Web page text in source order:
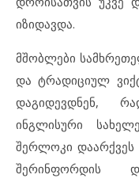
იზიდავდა.
მშობლები
და ტრადიციულ
დაგიდევდნენ,
ინგლისური
შერლოკი დაარქვეს
შერინფორდის